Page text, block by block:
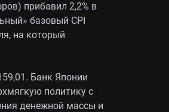
прибавил 2,2% в
базовый CPI
на который
Банк Японии
политику с
денежной массы и